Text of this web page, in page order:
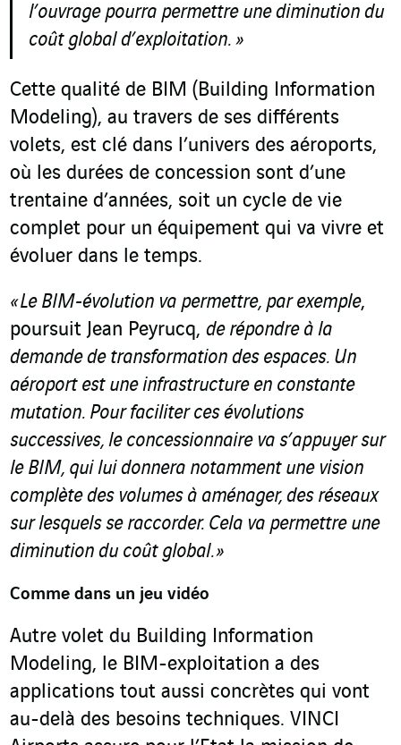
l’ouvrage pourra permettre une diminution du
coût global d’exploitation. »
Cette qualité de BIM (Building Information
Modeling), au travers de ses différents
volets, est clé dans l’univers des aéroports,
où les durées de concession sont d’une
trentaine d’années, soit un cycle de vie
complet pour un équipement qui va vivre et
évoluer dans le temps.
« Le BIM-évolution va permettre, par exemple,
poursuit Jean Peyrucq, de répondre à la
demande de transformation des espaces. Un
aéroport est une infrastructure en constante
mutation. Pour faciliter ces évolutions
successives, le concessionnaire va s’appuyer sur
le BIM, qui lui donnera notamment une vision
complète des volumes à aménager, des réseaux
sur lesquels se raccorder. Cela va permettre une
diminution du coût global. »
Comme dans un jeu vidéo
Autre volet du Building Information
Modeling, le BIM-exploitation a des
applications tout aussi concrètes qui vont
au-delà des besoins techniques. VINCI